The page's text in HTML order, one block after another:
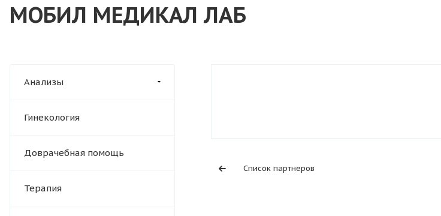
МОБИЛ МЕДИКАЛ ЛАБ
Анализы
Гинекология
Доврачебная помощь
Терапия
Список партнеров